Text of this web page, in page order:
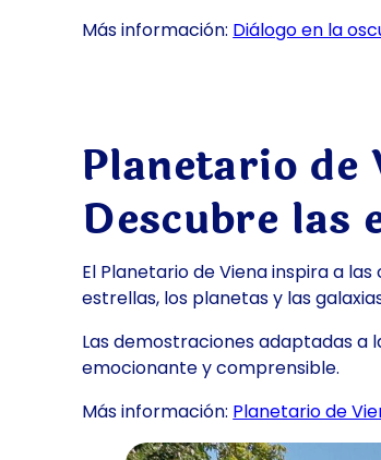
Más información: Diálogo en la
Planetario de
Descubre las
El Planetario de Viena inspira a
estrellas, los planetas y las
Las demostraciones adaptadas a
emocionante y comprensible.
Más información: Planetario de